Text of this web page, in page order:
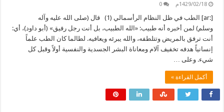
1429/02/18م 0
[:ar] الطب في ظل النظام الرأسمالي (1) قال (صلى الله عليه وآله
وسلم) لمن أخبره أنه طبيب: «الله الطبيب، بل أنت رجل رفيق» (أبو داود)، أي:
أنت ترفق بالمريض وتتلطفه، والله يبرئه ويعافيه. لطالما كان الطب علماً
إنسانياً هدفه تخفيف آلام ومعاناة البشر الجسدية والنفسية أولاً وقبل كل
شيء. وعلى …
أكمل القراءة »